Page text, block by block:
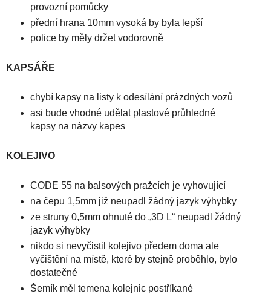
provozní pomůcky
přední hrana 10mm vysoká by byla lepší
police by měly držet vodorovně
KAPSÁŘE
chybí kapsy na listy k odesílání prázdných vozů
asi bude vhodné udělat plastové průhledné
kapsy na názvy kapes
KOLEJIVO
CODE 55 na balsových pražcích je vyhovující
na čepu 1,5mm již neupadl žádný jazyk výhybky
ze struny 0,5mm ohnuté do „3D L“ neupadl žádný
jazyk výhybky
nikdo si nevyčistil kolejivo předem doma ale
vyčištění na místě, které by stejně proběhlo, bylo
dostatečné
Šemík měl temena kolejnic postříkané